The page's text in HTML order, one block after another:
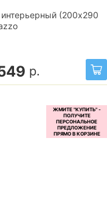
интерьерный (200x290
р.